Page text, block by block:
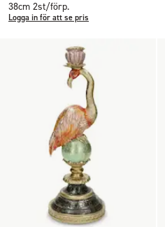
38cm 2st/förp.
Logga in för att se pris